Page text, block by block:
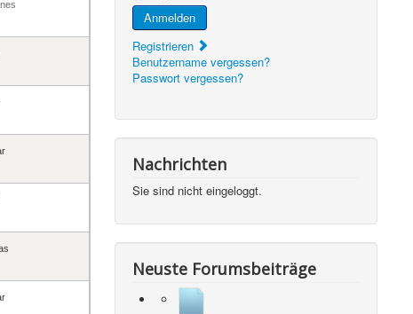
Anmelden
Registrieren
Benutzername vergessen?
Passwort vergessen?
Nachrichten
Sie sind nicht eingeloggt.
Neuste Forumsbeiträge